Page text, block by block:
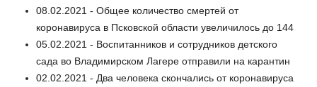
08.02.2021 - Общее количество смертей от
коронавируса в Псковской области увеличилось до 144
05.02.2021 - Воспитанников и сотрудников детского
сада во Владимирском Лагере отправили на карантин
02.02.2021 - Два человека скончались от коронавируса